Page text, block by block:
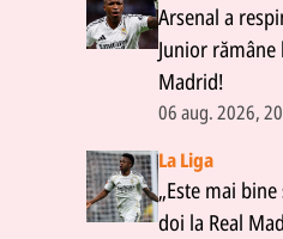
Arsenal a
Junior rămâne
Madrid!
06 aug. 2026,
La Liga
„Este mai
doi la Real